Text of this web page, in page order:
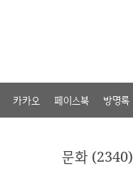
카카오 페이스북 방명록
문화 (2340)